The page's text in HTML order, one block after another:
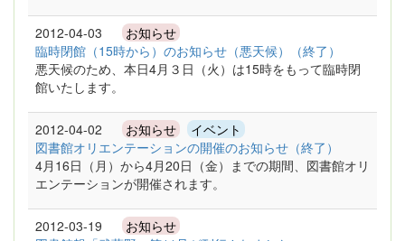
2012-04-03 お知らせ
臨時閉館（15時から）のお知らせ（悪天候）（終了）
悪天候のため、本日4月３日（火）は15時をもって臨時閉
館いたします。
2012-04-02 お知らせ イベント
図書館オリエンテーションの開催のお知らせ（終了）
4月16日（月）から4月20日（金）までの期間、図書館オリ
エンテーションが開催されます。
2012-03-19 お知らせ